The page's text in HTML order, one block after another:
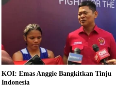
KOI: Emas Anggie Bangkitkan Tinju
Indonesia